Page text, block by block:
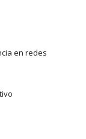
en redes